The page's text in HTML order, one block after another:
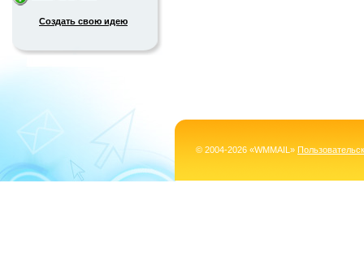
Создать свою идею
© 2004-2026 «WMMAIL»